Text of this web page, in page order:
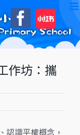
自
訂
作坊：攜
認識平權概念，